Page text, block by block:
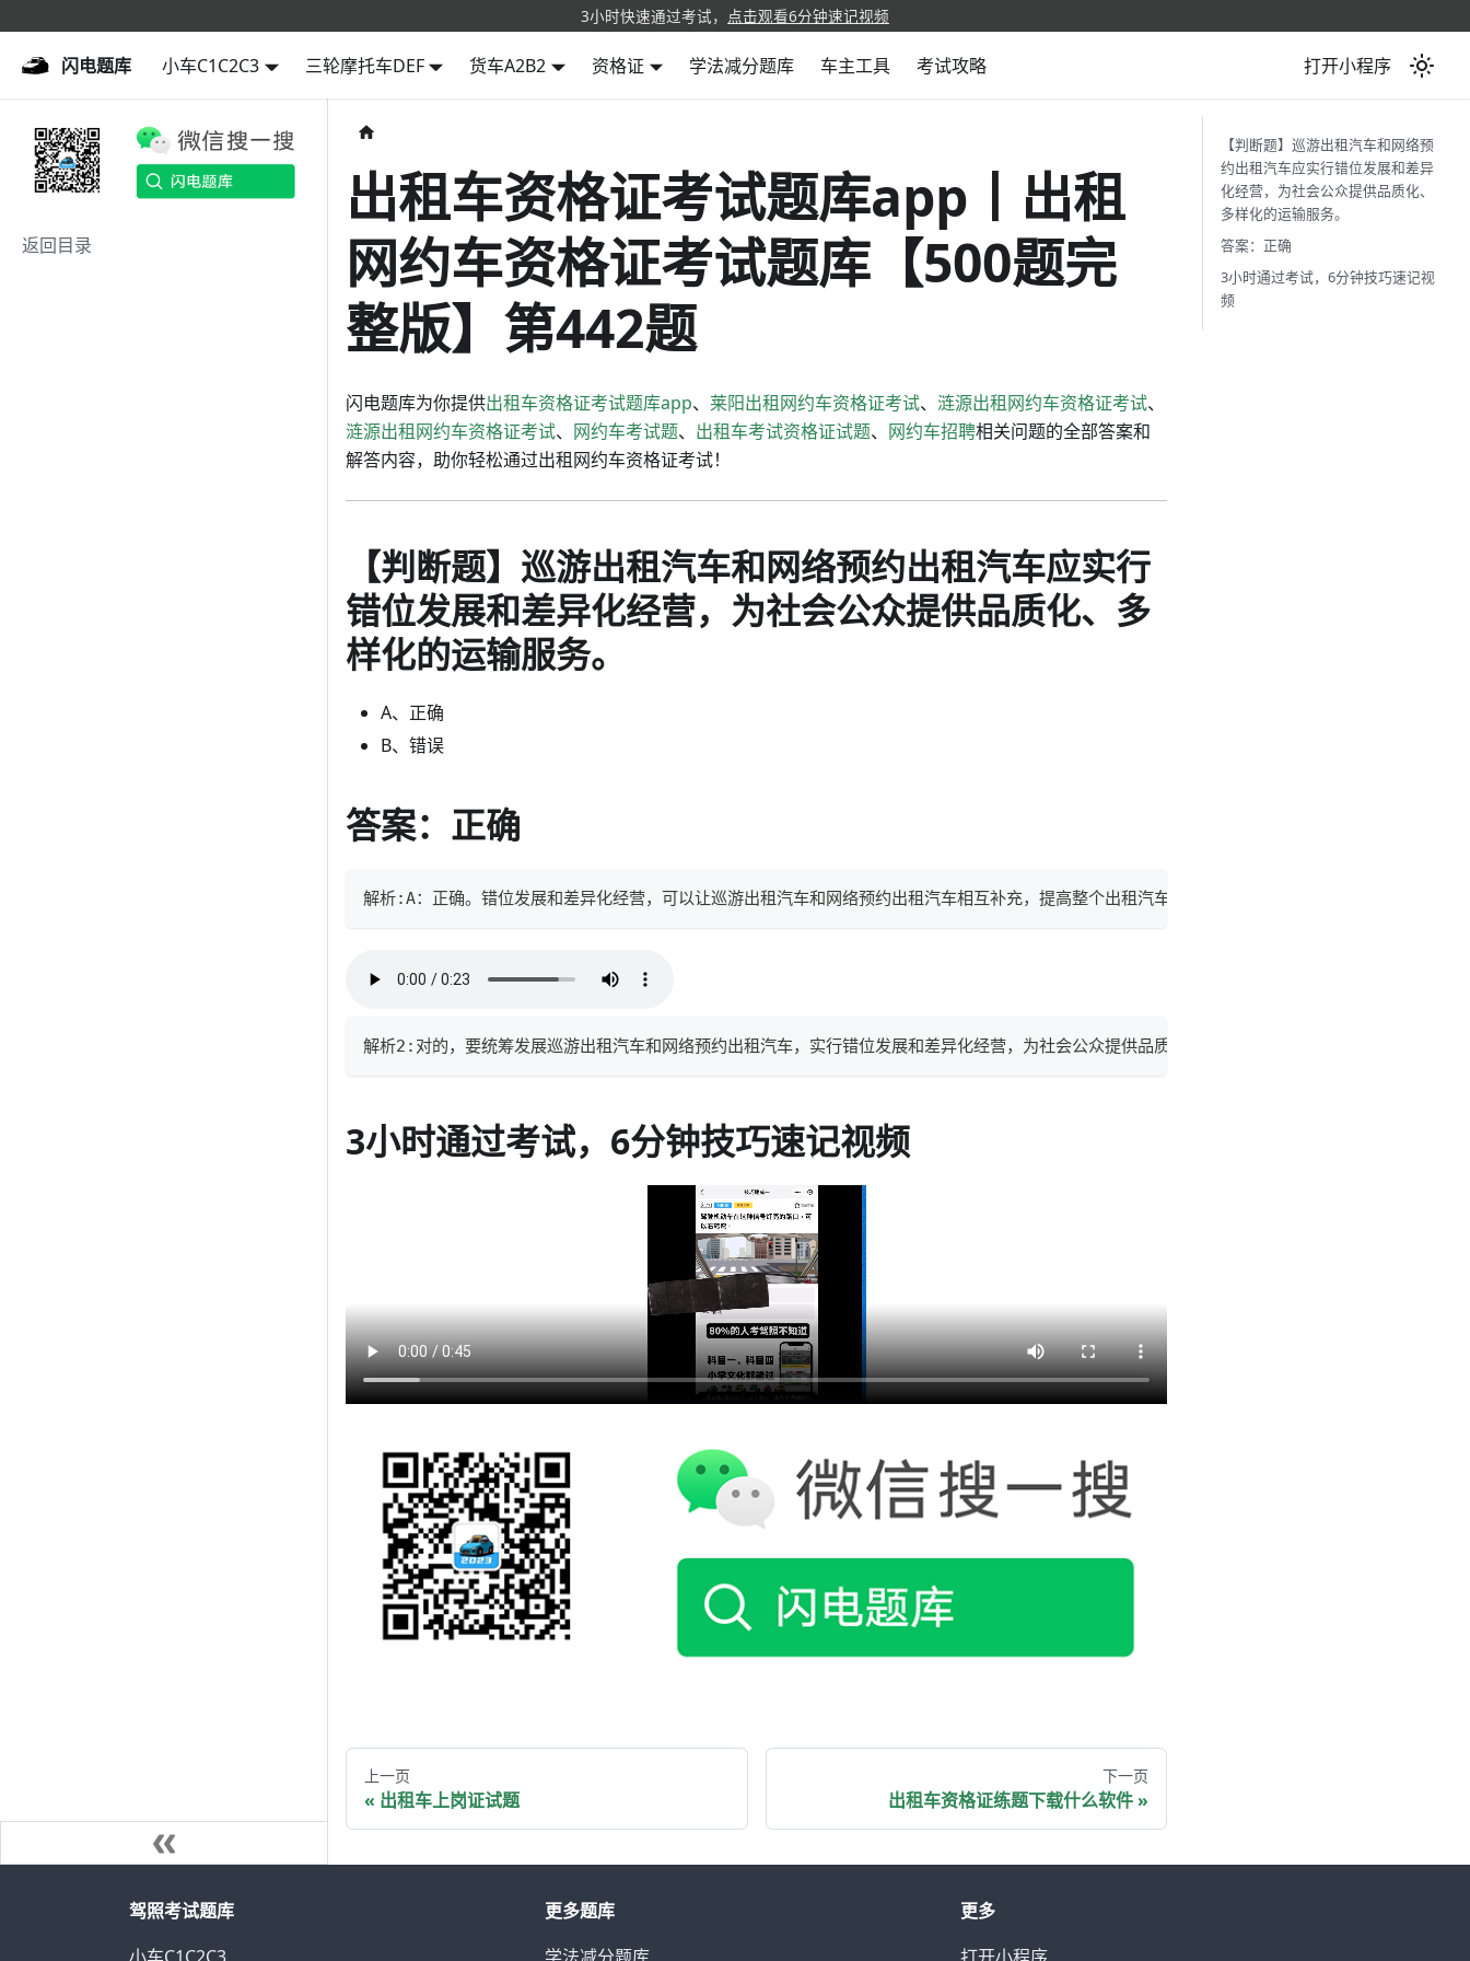
3小时快速通过考试， 点击观看6分钟速记视频
闪电题库 小车C1C2C3 三轮摩托车DEF 货车A2B2 资格证 学法减分题库 车主工具 考试攻略 打开小程序
闪电题库
返回目录
出租车资格证考试题库app丨出租
网约车资格证考试题库【500题完
整版】第442题
闪电题库为你提供出租车资格证考试题库app、 莱阳出租网约车资格证考试、 涟源出租网约车资格证考试、
涟源出租网约车资格证考试、 网约车考试题、 出租车考试资格证试题、 网约车招聘相关问题的全部答案和
解答内容，助你轻松通过出租网约车资格证考试！
【判断题】巡游出租汽车和网络预约出租汽车应实行
错位发展和差异化经营，为社会公众提供品质化、多
样化的运输服务。
A、正确
B、错误
答案：正确
解析:A：正确。错位发展和差异化经营，可以让巡游出租汽车和网络预约出租汽车相互补充，提高整个出租汽车服务的覆盖面和运营质量。巡游出租
解析2:对的，要统筹发展巡游出租汽车和网络预约出租汽车，实行错位发展和差异化经营，为社会公众提供品质化、多样化的运输服务。
3小时通过考试，6分钟技巧速记视频
上一页
出租车上岗证试题
下一页
出租车资格证练题下载什么软件
【判断题】巡游出租汽车和网络预
约出租汽车应实行错位发展和差异
化经营，为社会公众提供品质化、
多样化的运输服务。
答案：正确
3小时通过考试，6分钟技巧速记视
频
驾照考试题库
更多题库
更多